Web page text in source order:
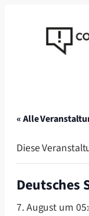
« Alle
Diese
Deutsches
7. August um